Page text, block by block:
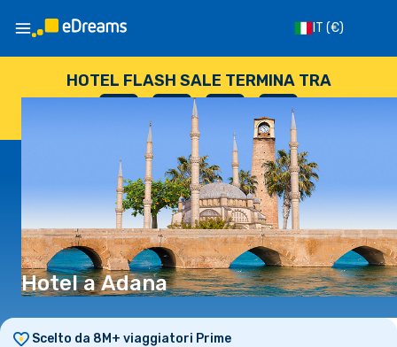
IT (€)
HOTEL FLASH SALE TERMINA TRA
:
SECONDI
Hotel a Adana
Scelto da 8M+ viaggiatori Prime